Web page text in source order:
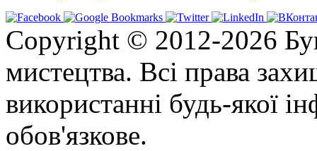
Copyright © 2012-2026
мистецтва. Всі права
використанні будь-якої
обов'язкове.